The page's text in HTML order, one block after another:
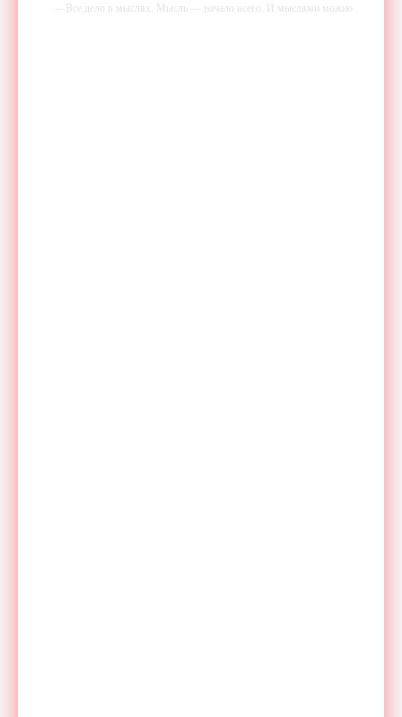
-- Все дело в мыслях. Мысль — начало всего. И мыслями можно